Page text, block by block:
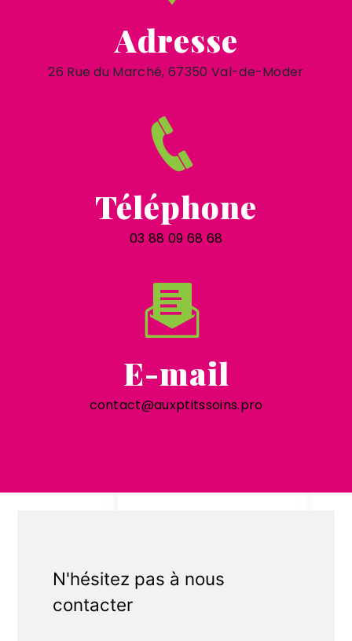
Adresse
26 Rue du Marché, 67350 Val-de-Moder
Téléphone
03 88 09 68 68
E-mail
contact@auxptitssoins.pro
N'hésitez pas à nous
contacter